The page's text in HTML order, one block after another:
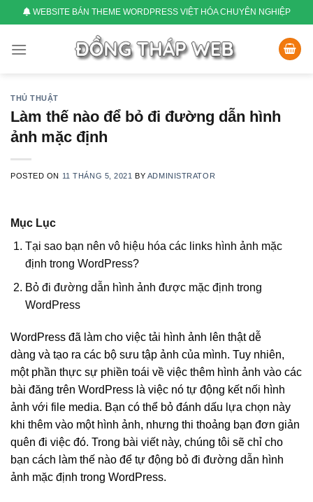
to
content
WEBSITE BÁN THEME WORDPRESS VIỆT HÓA CHUYÊN NGHIỆP
THỦ THUẬT
Làm thế nào để bỏ đi đường dẫn hình
ảnh mặc định
POSTED ON 11 THÁNG 5, 2021 BY ADMINISTRATOR
Mục Lục
Tại sao bạn nên vô hiệu hóa các links hình ảnh mặc
định trong WordPress?
Bỏ đi đường dẫn hình ảnh được mặc định trong
WordPress
WordPress đã làm cho việc tải hình ảnh lên thật dễ
dàng và tạo ra các bộ sưu tập ảnh của mình. Tuy nhiên,
một phần thực sự phiền toái về việc thêm hình ảnh vào các
bài đăng trên WordPress là việc nó tự động kết nối hình
ảnh với file media. Bạn có thể bỏ đánh dấu lựa chọn này
khi thêm vào một hình ảnh, nhưng thi thoảng bạn đơn giản
quên đi việc đó. Trong bài viết này, chúng tôi sẽ chỉ cho
bạn cách làm thế nào để tự động bỏ đi đường dẫn hình
ảnh mặc định trong WordPress.